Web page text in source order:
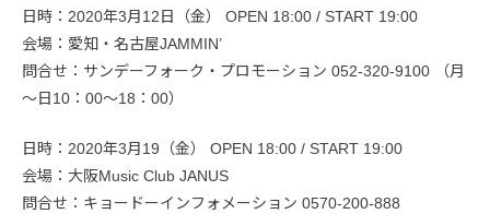
日時：2020年3月12日（金） OPEN 18:00 / START 19:00
会場：愛知・名古屋JAMMIN’
問合せ：サンデーフォーク・プロモーション 052-320-9100 （月
～日10：00～18：00）
日時：2020年3月19（金） OPEN 18:00 / START 19:00
会場：大阪Music Club JANUS
問合せ：キョードーインフォメーション 0570-200-888